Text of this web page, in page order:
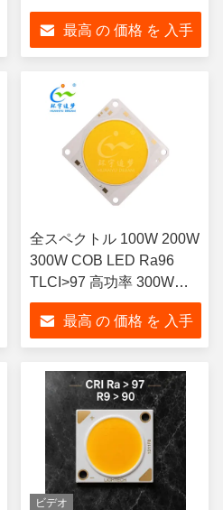
& TM-30 Rf 96 シネマ&ス
タジオ照明用
最高 の 価格 を 入手
全スペクトル 100W 200W
300W COB LED Ra96
TLCI>97 高功率 300W
COB LED チップ
最高 の 価格 を 入手
ビデオ